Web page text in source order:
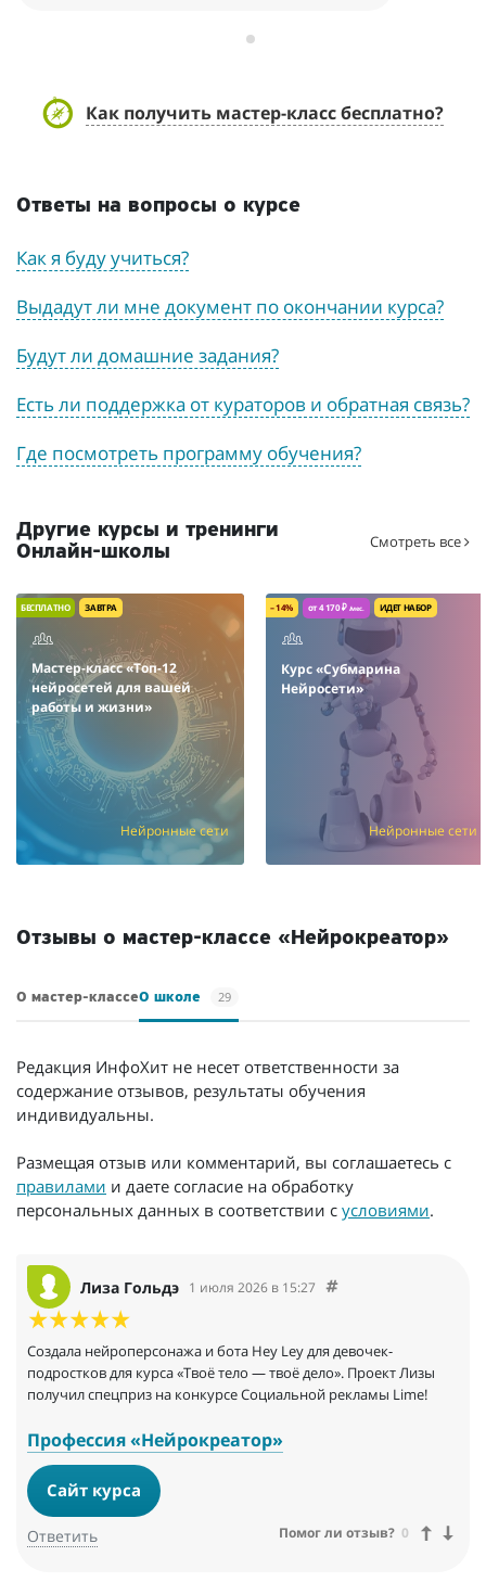
Как получить мастер-класс бесплатно?
Ответы на вопросы о курсе
Как я буду учиться?
Выдадут ли мне документ по окончании курса?
Будут ли домашние задания?
Есть ли поддержка от кураторов и обратная связь?
Где посмотреть программу обучения?
Другие курсы и тренинги
Онлайн-школы
Смотреть все
БЕСПЛАТНО ЗАВТРА
Мастер-класс «Топ-12
нейросетей для вашей
работы и жизни»
Нейронные сети
– 14% от 4 170 ₽ /мес. ИДЕТ НАБОР
Курс «Субмарина
Нейросети»
Нейронные сети
Отзывы о мастер-классе «Нейрокреатор»
О мастер-классеО школе 29
Редакция ИнфоХит не несет ответственности за
содержание отзывов, результаты обучения
индивидуальны.
Размещая отзыв или комментарий, вы соглашаетесь с
правилами и даете согласие на обработку
персональных данных в соответствии с условиями.
Лиза Гольдэ 1 июля 2026 в 15:27
Создала нейроперсонажа и бота Hey Ley для девочек-
подростков для курса «Твоё тело — твоё дело». Проект Лизы
получил спецприз на конкурсе Социальной рекламы Lime!
Профессия «Нейрокреатор»
Сайт курса
Ответить Помог ли отзыв? 0